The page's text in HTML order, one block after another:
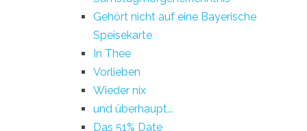
Gehört nicht auf eine Bayerische
Speisekarte
In Thee
Vorlieben
Wieder nix
und überhaupt...
Das 51% Date